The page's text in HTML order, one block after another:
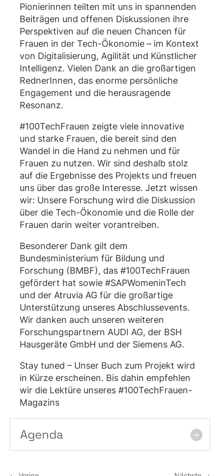
Pionierinnen teilten mit uns in spannenden
Beiträgen und offenen Diskussionen ihre
Perspektiven auf die neuen Chancen für
Frauen in der Tech-Ökonomie – im Kontext
von Digitalisierung, Agilität und Künstlicher
Intelligenz. Vielen Dank an die großartigen
RednerInnen, das enorme persönliche
Engagement und die herausragende
Resonanz.
#100TechFrauen zeigte viele innovative
und starke Frauen, die bereit sind den
Wandel in die Hand zu nehmen und für
Frauen zu nutzen. Wir sind deshalb stolz
auf die Ergebnisse des Projekts und freuen
uns über das große Interesse. Jetzt wissen
wir: Unsere Forschung wird die Diskussion
über die Tech-Ökonomie und die Rolle der
Frauen darin weiter vorantreiben.
Besonderer Dank gilt dem
Bundesministerium für Bildung und
Forschung (BMBF), das #100TechFrauen
gefördert hat sowie #SAPWomeninTech
und der Atruvia AG für die großartige
Unterstützung unseres Abschlussevents.
Wir danken auch unseren weiteren
Forschungspartnern AUDI AG, der BSH
Hausgeräte GmbH und der Siemens AG.
Stay tuned – Unser Buch zum Projekt wird
in Kürze erscheinen. Bis dahin empfehlen
wir die Lektüre unseres #100TechFrauen-
Magazins
Agenda